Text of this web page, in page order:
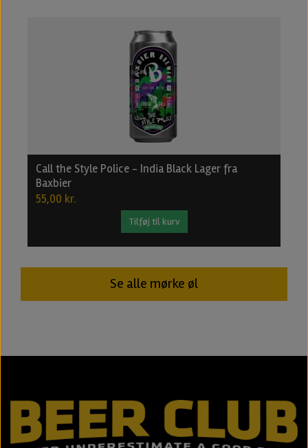
Call the Style Police - India Black Lager fra
Baxbier
55,00 kr.
Tilføj til kurv
Se alle mørke øl